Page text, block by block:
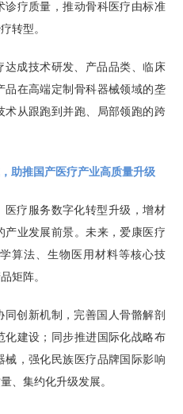
疗质量，推动骨科医疗由标准
转型。
达成技术研发、产品品类、临床
品在高端定制骨科器械领域的垄
术从跟跑到并跑、局部领跑的跨
助推国产医疗产业高质量升级
医疗服务数字化转型升级，增材
业发展前景。未来，爱康医疗
算法、生物医用材料等核心技
矩阵。
创新机制，完善国人骨骼解剖
建设；同步推进国际化战略布
，强化民族医疗品牌国际影响
、集约化升级发展。